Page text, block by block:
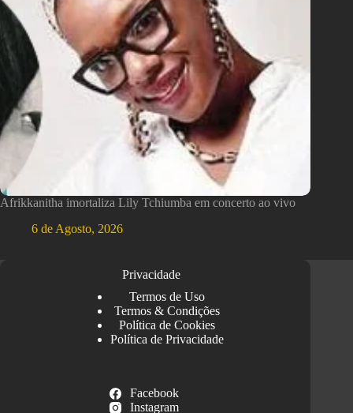
Afrikkanitha imortaliza Lily Tchiumba em concerto ao vivo
6 de Agosto, 2026
Privacidade
Termos de Uso
Termos & Condições
Política de Cookies
Política de Privacidade
Facebook
Instagram